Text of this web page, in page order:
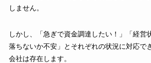
しません。
しかし、「急ぎで資金調達したい！」「経営
落ちないか不安」とそれぞれの状況に対応で
会社は存在します。